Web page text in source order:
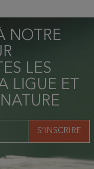
NOTRE
LES
LIGUE ET